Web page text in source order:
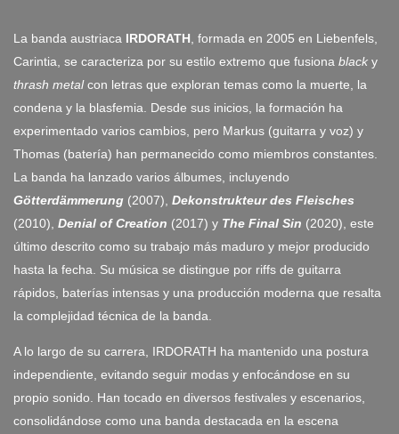
La banda austriaca IRDORATH , formada en 2005 en Liebenfels,
Carintia, se caracteriza por su estilo extremo que fusiona black y
thrash metalcon letras que exploran temas como la muerte, la
condena y la blasfemia. Desde sus inicios, la formación ha
experimentado varios cambios, pero Markus (guitarra y voz) y
Thomas (batería) han permanecido como miembros constantes.
La banda ha lanzado varios álbumes, incluyendo
Götterdämmerung (2007), Dekonstrukteur des Fleisches
(2010), Denial of Creation (2017) y The Final Sin (2020), este
último descrito como su trabajo más maduro y mejor producido
hasta la fecha. Su música se distingue por riffs de guitarra
rápidos, baterías intensas y una producción moderna que resalta
la complejidad técnica de la banda.
A lo largo de su carrera, IRDORATH ha mantenido una postura
independiente, evitando seguir modas y enfocándose en su
propio sonido. Han tocado en diversos festivales y escenarios,
consolidándose como una banda destacada en la escena